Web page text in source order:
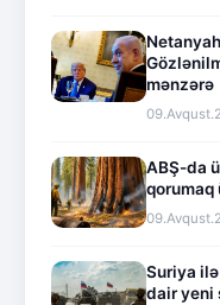
mənzərə
ABŞ-da
Suriya
dair yeni